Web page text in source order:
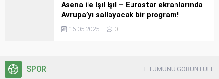
Asena ile Işıl Işıl – Eurostar ekranlarında
Avrupa’yı sallayacak bir program!
16.05.2025 0
SPOR + TÜMÜNÜ GÖRÜNTÜLE